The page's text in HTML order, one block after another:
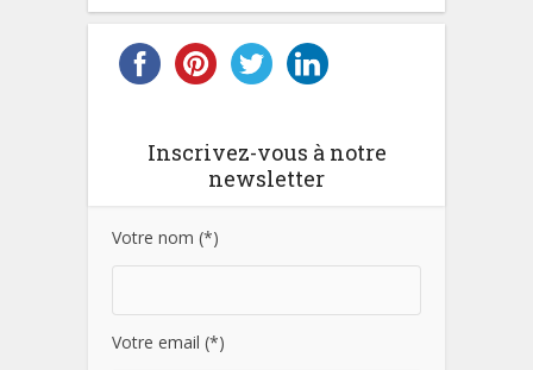
Inscrivez-vous à notre
newsletter
Votre nom (*)
Votre email (*)